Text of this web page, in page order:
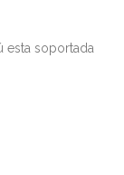
esta soportada